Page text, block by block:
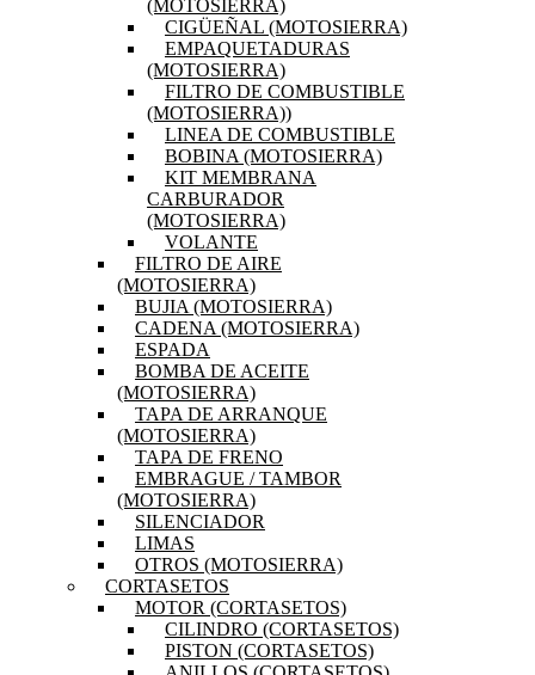
(MOTOSIERRA)
CIGÜEÑAL (MOTOSIERRA)
EMPAQUETADURAS
(MOTOSIERRA)
FILTRO DE COMBUSTIBLE
(MOTOSIERRA))
LINEA DE COMBUSTIBLE
BOBINA (MOTOSIERRA)
KIT MEMBRANA
CARBURADOR
(MOTOSIERRA)
VOLANTE
FILTRO DE AIRE
(MOTOSIERRA)
BUJIA (MOTOSIERRA)
CADENA (MOTOSIERRA)
ESPADA
BOMBA DE ACEITE
(MOTOSIERRA)
TAPA DE ARRANQUE
(MOTOSIERRA)
TAPA DE FRENO
EMBRAGUE / TAMBOR
(MOTOSIERRA)
SILENCIADOR
LIMAS
OTROS (MOTOSIERRA)
CORTASETOS
MOTOR (CORTASETOS)
CILINDRO (CORTASETOS)
PISTON (CORTASETOS)